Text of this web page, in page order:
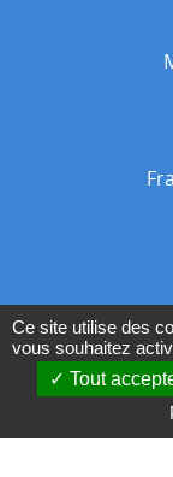
Ce site utilise des
vous souhaitez
Tout